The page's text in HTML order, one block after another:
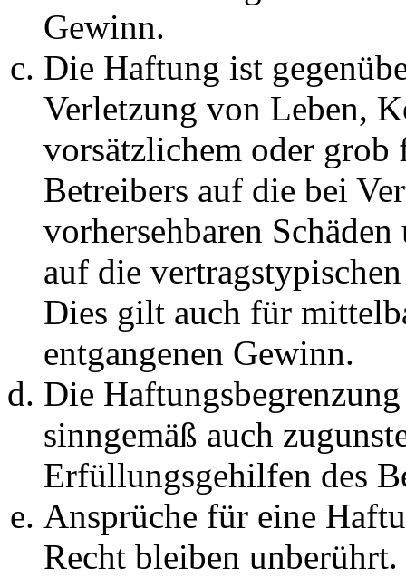
Gewinn.
Die Haftung ist
Verletzung von Leben,
vorsätzlichem oder grob
Betreibers auf die bei
vorhersehbaren
auf die
Dies gilt auch für
entgangenen Gewinn.
Die
sinngemäß auch
Erfüllungsgehilfen des
Ansprüche für eine
Recht bleiben unberührt.